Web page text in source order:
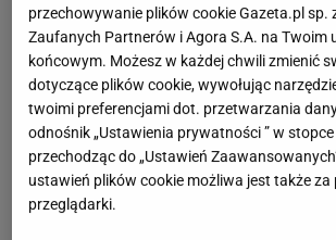
przechowywanie plików cookie Gazeta.pl sp.
Zaufanych Partnerów i Agora S.A. na Twoim
końcowym. Możesz w każdej chwili zmienić
dotyczące plików cookie, wywołując
twoimi preferencjami dot. przetwarzania
odnośnik „Ustawienia prywatności ” w
przechodząc do „Ustawień
ustawień plików cookie możliwa jest także
przeglądarki.